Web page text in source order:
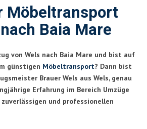
Möbeltransport
Baia Mare
von Wels nach Baia Mare und bist auf
günstigen Möbeltransport? Dann bist
Brauer Wels aus Wels, genau
Erfahrung im Bereich Umzüge
und professionellen